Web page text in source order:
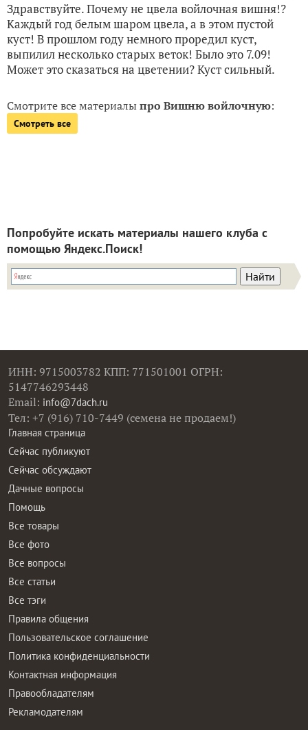
Здравствуйте. Почему не цвела войлочная вишня!?
Каждый год белым шаром цвела, а в этом пустой
куст! В прошлом году немного проредил куст,
выпилил несколько старых веток! Было это 7.09!
Может это сказаться на цветении? Куст сильный.
Смотрите все материалыпро Вишню войлочную:
Смотреть все
Попробуйте искать материалы нашего клуба с
помощью Яндекс.Поиск!
ИНН: 9715003782 КПП: 771501001 ОГРН:
5147746293448
Email: info@7dach.ru
Тел: +7 (916) 710-7449 (семена не продаем!)
Главная страница
Сейчас публикуют
Сейчас обсуждают
Дачные вопросы
Помощь
Все товары
Все фото
Все вопросы
Все статьи
Все тэги
Правила общения
Пользовательское соглашение
Политика конфиденциальности
Контактная информация
Правообладателям
Рекламодателям